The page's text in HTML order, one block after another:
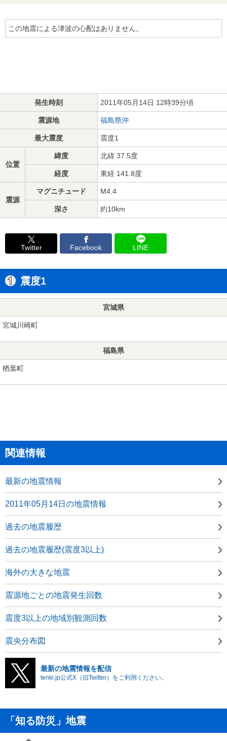
この地震による津波の心配はありません。
発生時刻 2011年05月14日 12時39分頃
震源地 福島県沖
最大震度 震度1
位置
緯度 北緯 37.5度
経度 東経 141.8度
震源
マグニチュード M4.4
深さ 約10km
Twitter Facebook LINE
震度1
宮城県
宮城川崎町
福島県
楢葉町
関連情報
最新の地震情報
2011年05月14日の地震情報
過去の地震履歴
過去の地震履歴(震度3以上)
海外の大きな地震
震源地ごとの地震発生回数
震度3以上の地域別観測回数
震央分布図
最新の地震情報を配信
tenki.jp公式X（旧Twitter）をご利用ください。
「知る防災」地震